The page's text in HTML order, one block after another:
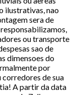
ilustrativas, nao
sera de
ou transporte
sao de
dimensoes do
por
corredores de sua
A partir da data